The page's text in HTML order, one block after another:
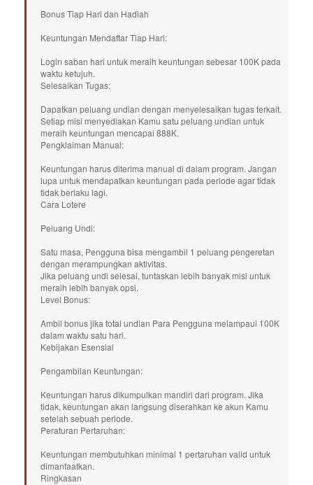
Bonus Tiap Hari dan Hadiah
Keuntungan Mendaftar Tiap Hari:
Login saban hari untuk meraih keuntungan sebesar 100K pada
waktu ketujuh.
Selesaikan Tugas:
Dapatkan peluang undian dengan menyelesaikan tugas terkait.
Setiap misi menyediakan Kamu satu peluang undian untuk
meraih keuntungan mencapai 888K.
Pengklaiman Manual:
Keuntungan harus diterima manual di dalam program. Jangan
lupa untuk mendapatkan keuntungan pada periode agar tidak
tidak berlaku lagi.
Cara Lotere
Peluang Undi:
Satu masa, Pengguna bisa mengambil 1 peluang pengeretan
dengan merampungkan aktivitas.
Jika peluang undi selesai, tuntaskan lebih banyak misi untuk
meraih lebih banyak opsi.
Level Bonus:
Ambil bonus jika total undian Para Pengguna melampaui 100K
dalam waktu satu hari.
Kebijakan Esensial
Pengambilan Keuntungan:
Keuntungan harus dikumpulkan mandiri dari program. Jika
tidak, keuntungan akan langsung diserahkan ke akun Kamu
setelah sebuah periode.
Peraturan Pertaruhan:
Keuntungan membutuhkan minimal 1 pertaruhan valid untuk
dimanfaatkan.
Ringkasan